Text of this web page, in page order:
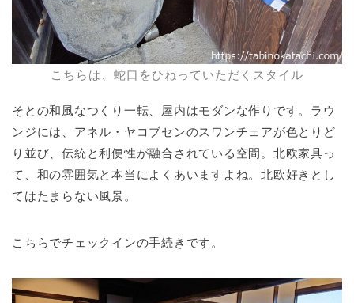
こちらは、蛇口をひねっていただくスタイル
そとの和風なつくり一転、屋内はモダンな作りです。ラウ
ンジには、アネル・ヤコブセンのスワンチェアが色とりど
り並び、伝統と利便性が融合されている空間。北欧家具っ
て、和の雰囲気と本当によくあいますよね。北欧好きとし
てはたまらない風景。
こちらでチェックインの手続きです。